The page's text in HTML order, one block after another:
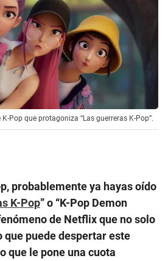
Pop que protagoniza “Las guerreras K-Pop”.
probablemente ya hayas oído
K-Pop” o “K-Pop Demon
de Netflix que no solo
puede despertar este
que le pone una cuota